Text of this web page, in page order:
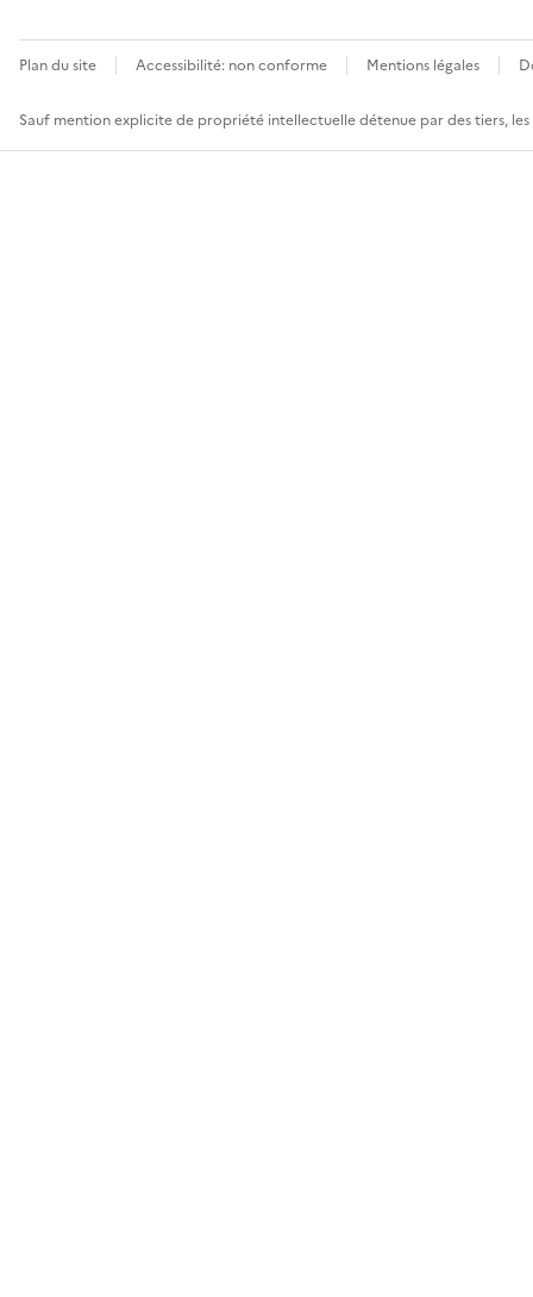
Plan du site Accessibilité: non conforme Mentions légales
Sauf mention explicite de propriété intellectuelle détenue par des tiers,